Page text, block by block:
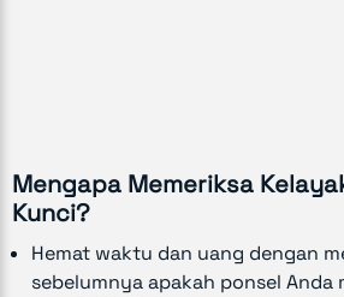
Mengapa Memeriksa
Kunci?
Hemat waktu dan uang dengan
sebelumnya apakah ponsel Anda